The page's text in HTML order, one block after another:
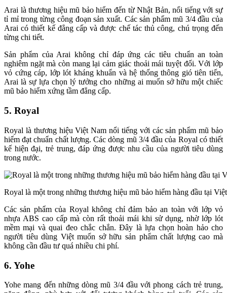
Arai là thương hiệu mũ bảo hiểm đến từ Nhật Bản, nổi tiếng với sự
tỉ mỉ trong từng công đoạn sản xuất. Các sản phẩm mũ 3/4 đầu của
Arai có thiết kế đẳng cấp và được chế tác thủ công, chú trọng đến
từng chi tiết.
Sản phẩm của Arai không chỉ đáp ứng các tiêu chuẩn an toàn
nghiêm ngặt mà còn mang lại cảm giác thoải mái tuyệt đối. Với lớp
vỏ cứng cáp, lớp lót kháng khuẩn và hệ thống thông gió tiên tiến,
Arai là sự lựa chọn lý tưởng cho những ai muốn sở hữu một chiếc
mũ bảo hiểm xứng tầm đẳng cấp.
5. Royal
Royal là thương hiệu Việt Nam nổi tiếng với các sản phẩm mũ bảo
hiểm đạt chuẩn chất lượng. Các dòng mũ 3/4 đầu của Royal có thiết
kế hiện đại, trẻ trung, đáp ứng được nhu cầu của người tiêu dùng
trong nước.
Royal là một trong những thương hiệu mũ bảo hiểm hàng đầu tại
Các sản phẩm của Royal không chỉ đảm bảo an toàn với lớp vỏ
nhựa ABS cao cấp mà còn rất thoải mái khi sử dụng, nhờ lớp lót
mềm mại và quai đeo chắc chắn. Đây là lựa chọn hoàn hảo cho
người tiêu dùng Việt muốn sở hữu sản phẩm chất lượng cao mà
không cần đầu tư quá nhiều chi phí.
6. Yohe
Yohe mang đến những dòng mũ 3/4 đầu với phong cách trẻ trung,